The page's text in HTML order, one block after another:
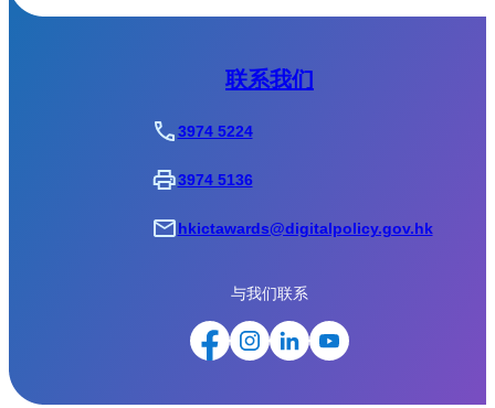
联系我们
3974 5224
3974 5136
hkictawards@digitalpolicy.gov.hk
与我们联系